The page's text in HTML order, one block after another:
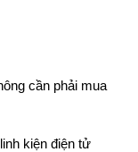
cần phải mua
kiện điện tử